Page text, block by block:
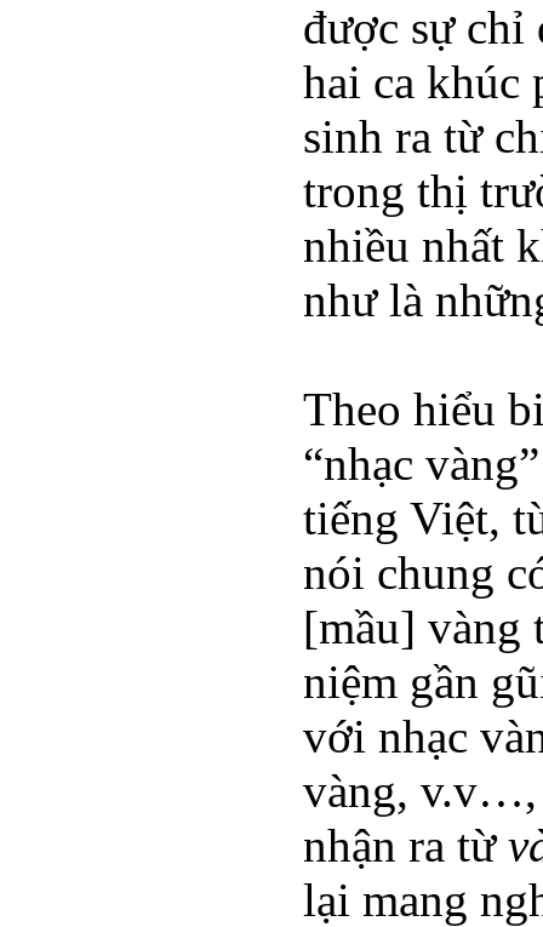
được sự chỉ
hai ca khúc
sinh ra từ
trong thị
nhiều nhất
như là
Theo hiểu
“nhạc
tiếng Việt,
nói chung
[mầu] vàng
niệm gần
với nhạc
vàng, v.v…,
nhận ra từ
lại mang